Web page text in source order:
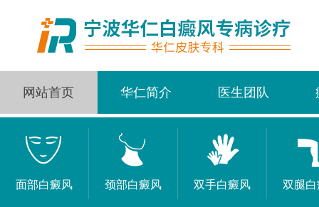
网站首页 华仁简介 医生团队
面部白癜风 颈部白癜风 双手白癜风 双腿